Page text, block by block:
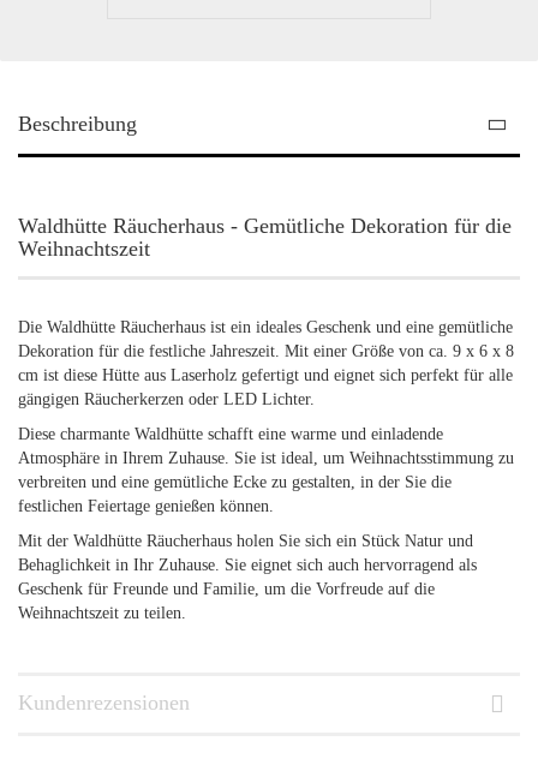
Beschreibung
Waldhütte Räucherhaus - Gemütliche Dekoration für die
Weihnachtszeit
Die Waldhütte Räucherhaus ist ein ideales Geschenk und eine gemütliche
Dekoration für die festliche Jahreszeit. Mit einer Größe von ca. 9 x 6 x 8
cm ist diese Hütte aus Laserholz gefertigt und eignet sich perfekt für alle
gängigen Räucherkerzen oder LED Lichter.
Diese charmante Waldhütte schafft eine warme und einladende
Atmosphäre in Ihrem Zuhause. Sie ist ideal, um Weihnachtsstimmung zu
verbreiten und eine gemütliche Ecke zu gestalten, in der Sie die
festlichen Feiertage genießen können.
Mit der Waldhütte Räucherhaus holen Sie sich ein Stück Natur und
Behaglichkeit in Ihr Zuhause. Sie eignet sich auch hervorragend als
Geschenk für Freunde und Familie, um die Vorfreude auf die
Weihnachtszeit zu teilen.
Kundenrezensionen